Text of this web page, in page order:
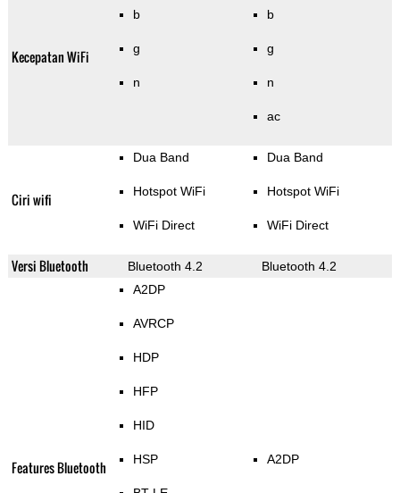
Kecepatan WiFi
b
g
n
b
g
n
ac
Ciri wifi
Dua Band
Hotspot WiFi
WiFi Direct
Dua Band
Hotspot WiFi
WiFi Direct
Versi Bluetooth Bluetooth 4.2 Bluetooth 4.2
Features Bluetooth
A2DP
AVRCP
HDP
HFP
HID
HSP A2DP